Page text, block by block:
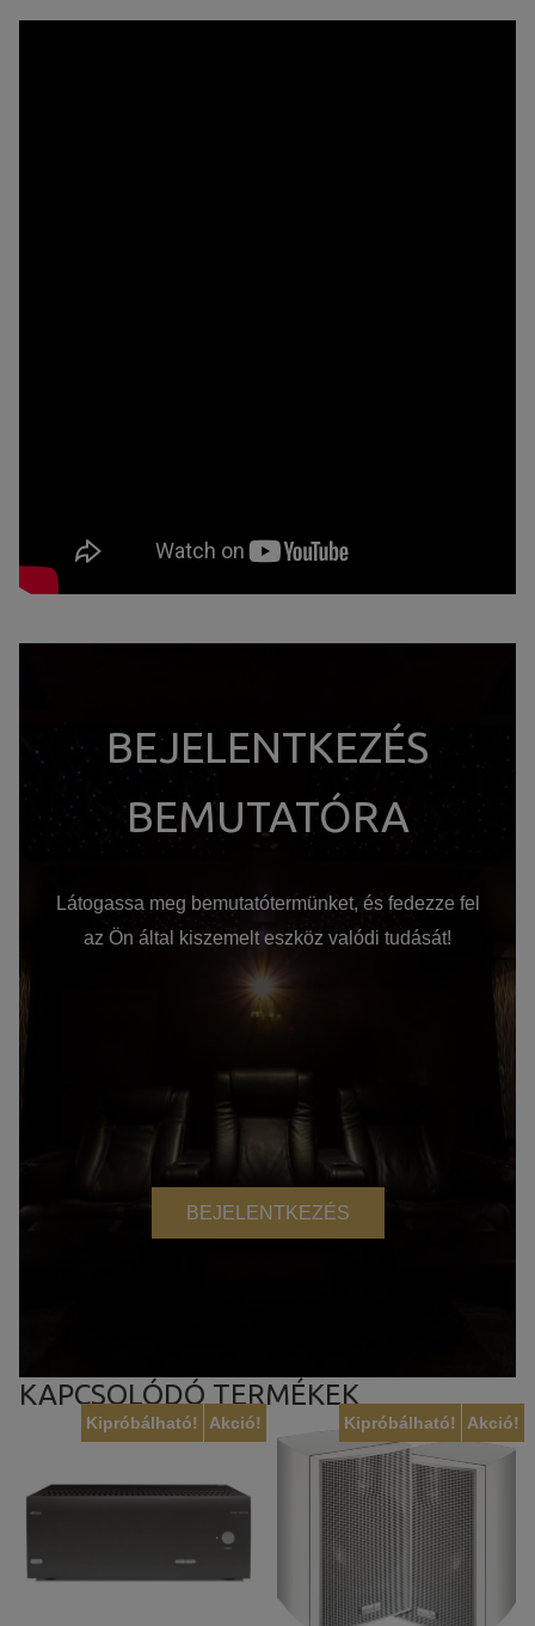
BEJELENTKEZÉS
BEMUTATÓRA
Látogassa meg bemutatótermünket, és fedezze fel
az Ön által kiszemelt eszköz valódi tudását!
BEJELENTKEZÉS
KAPCSOLÓDÓ TERMÉKEK
Akció!
Kipróbálható! Akció!
Kipróbálható!